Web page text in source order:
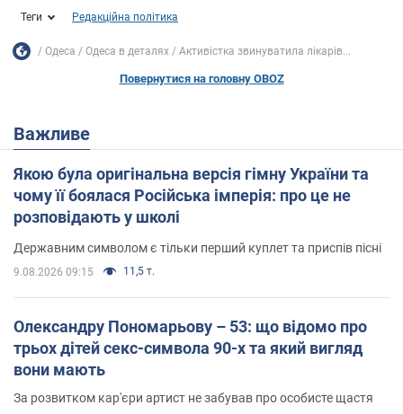
Теги Редакційна політика
Одеса Одеса в деталях Активістка звинуватила лікарів...
Повернутися на головну OBOZ
Важливе
Якою була оригінальна версія гімну України та
чому її боялася Російська імперія: про це не
розповідають у школі
Державним символом є тільки перший куплет та приспів пісні
9.08.2026 09:15 11,5 т.
Олександру Пономарьову – 53: що відомо про
трьох дітей секс-символа 90-х та який вигляд
вони мають
За розвитком кар'єри артист не забував про особисте щастя